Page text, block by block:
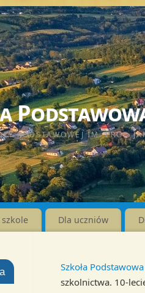
PODSTAWOWEJ IM. PROF.
szkole Dla uczniów
Szkoła
szkolnictwa. 10-